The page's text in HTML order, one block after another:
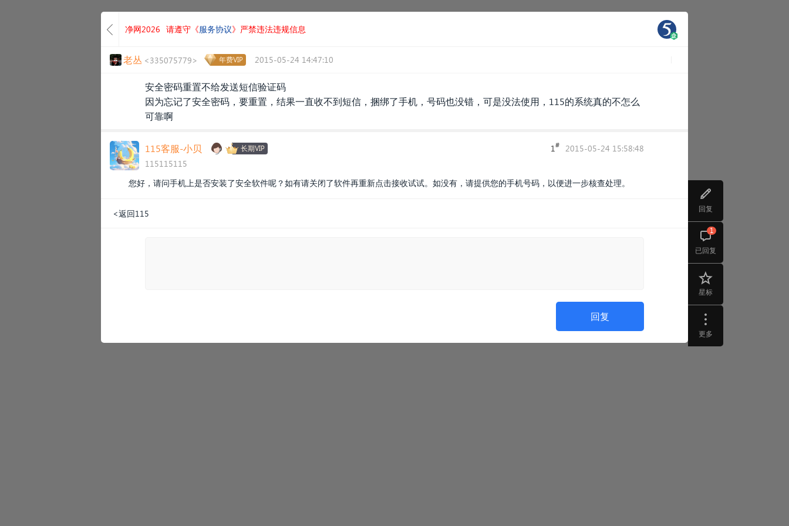
回复
已回复
1
星标
更多
净网2026 请遵守《服务协议》严禁违法违规信息
老丛 <335075779> 年费VIP 2015-05-24 14:47:10
安全密码重置不给发送短信验证码
因为忘记了安全密码，要重置，结果一直收不到短信，捆绑了手机，号码也没错，可是没法使用，115的系统真的不怎么
可靠啊
115客服-小贝 长期VIP
115115115
1# 2015-05-24 15:58:48
您好，请问手机上是否安装了安全软件呢？如有请关闭了软件再重新点击接收试试。如没有，请提供您的手机号码，以便进一步核查处理。
<返回115
回复